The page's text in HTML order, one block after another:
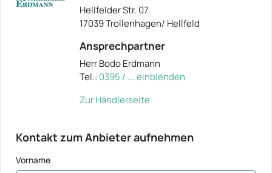
Hellfelder Str. 07
17039 Trollenhagen/ Hellfeld
Ansprechpartner
Herr Bodo Erdmann
Tel.: 0395 / ... einblenden
Zur Händlerseite
Kontakt zum Anbieter aufnehmen
Vorname